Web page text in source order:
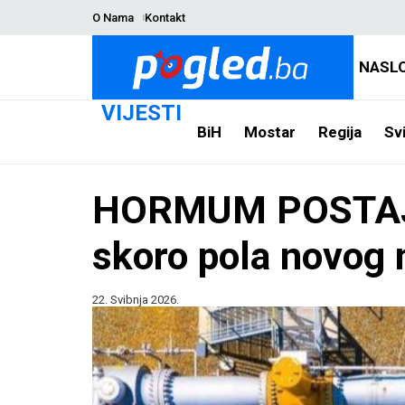
O Nama Kontakt
VIJESTI
BiH Mostar Regija
HORMUM
skoro pola novog
22. Svibnja 2026.